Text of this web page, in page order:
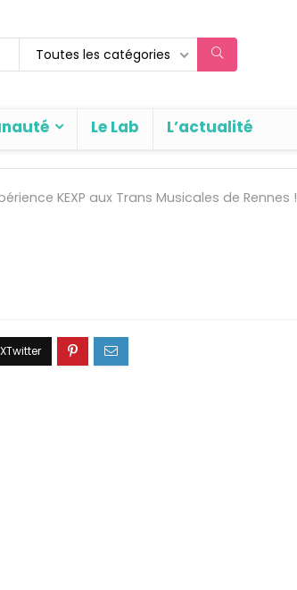
Toutes les catégories
Le Lab L’actualité
KEXP aux Trans Musicales de Rennes !